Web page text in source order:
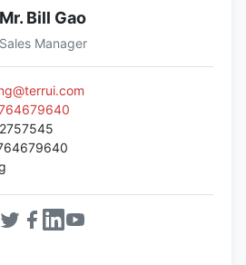
Mr. Bill Gao
Sales Manager